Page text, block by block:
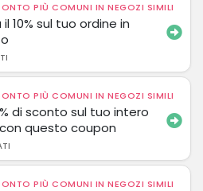
PIÙ COMUNI IN NEGOZI SIMILI
10% sul tuo ordine in
PIÙ COMUNI IN NEGOZI SIMILI
di sconto sul tuo intero
questo coupon
PIÙ COMUNI IN NEGOZI SIMILI